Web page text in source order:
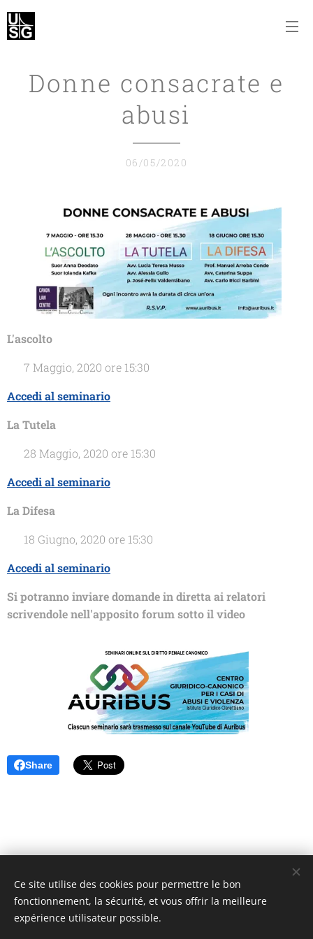
Donne consacrate e
abusi
06/05/2020
L'ascolto
📅 7 Maggio, 2020 ore 15:30
Accedi al seminario
La Tutela
📅 28 Maggio, 2020 ore 15:30
Accedi al seminario
La Difesa
📅 18 Giugno, 2020 ore 15:30
Accedi al seminario
Si potranno inviare domande in diretta ai relatori
scrivendole nell'apposito forum sotto il video
Share
Unione Superiori Generali - Via dei Penitenzieri 19 -00193 ROMA
Cookies
Ce site utilise des cookies pour permettre le bon
fonctionnement, la sécurité, et vous offrir la meilleure
expérience utilisateur possible.